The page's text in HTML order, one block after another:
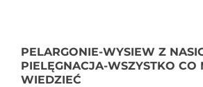
PELARGONIE-WYSIEW Z
PIELĘGNACJA-WSZYSTKO CO
WIEDZIEĆ